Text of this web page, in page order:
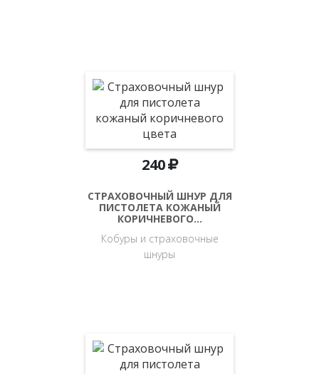
240
СТРАХОВОЧНЫЙ ШНУР ДЛЯ
ПИСТОЛЕТА КОЖАНЫЙ
КОРИЧНЕВОГО…
Кобуры и страховочные
шнуры